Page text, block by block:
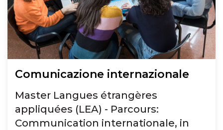
Comunicazione internazionale
Master Langues étrangères
appliquées (LEA) - Parcours:
Communication internationale, in